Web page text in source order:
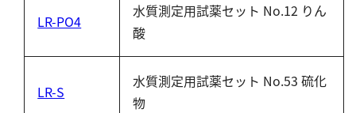
LR-PO4
水質測定用試薬セット No.12 りん
酸
LR-S
水質測定用試薬セット No.53 硫化
物